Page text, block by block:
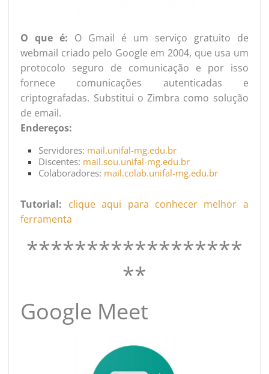
O que é: O Gmail é um serviço gratuito de
webmail criado pelo Google em 2004, que usa um
protocolo seguro de comunicação e por isso
fornece comunicações autenticadas e
criptografadas. Substitui o Zimbra como solução
de email.
Endereços:
Servidores: mail.unifal-mg.edu.br
Discentes: mail.sou.unifal-mg.edu.br
Colaboradores: mail.colab.unifal-mg.edu.br
Tutorial: clique aqui para conhecer melhor a
ferramenta
******************
**
Google Meet